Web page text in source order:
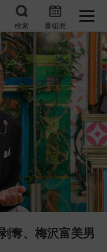
検索 番組表
タメMBS
度楽しむプレバト
お届けモノです！
なるトコロ
の蛙、大海を知る。
起こるかホンマにわ
ツ
奪、梅沢富美男